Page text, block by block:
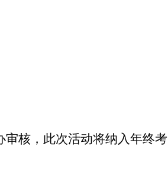
审核，此次活动将纳入年终考